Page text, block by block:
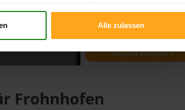
Alle zulassen
Frohnhofen